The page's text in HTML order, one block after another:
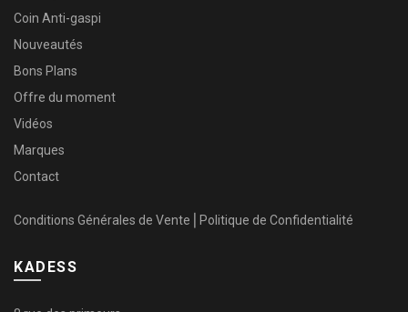
Coin Anti-gaspi
Nouveautés
Bons Plans
Offre du moment
Vidéos
Marques
Contact
Conditions Générales de Vente Politique de Confidentialité
KADESS